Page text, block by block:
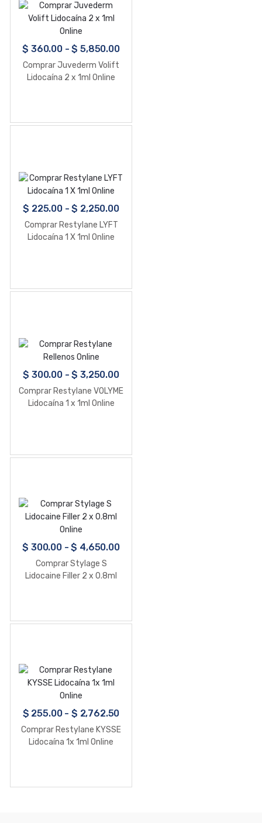
$ 360.00-$ 5,850.00
Comprar Juvederm Volift
Lidocaína 2 x 1ml Online
$ 225.00-$ 2,250.00
Comprar Restylane LYFT
Lidocaína 1 X 1ml Online
$ 300.00-$ 3,250.00
Comprar Restylane VOLYME
Lidocaína 1 x 1ml Online
$ 300.00-$ 4,650.00
Comprar Stylage S
Lidocaine Filler 2 x 0.8ml
$ 255.00- $ 2,762.50
Comprar Restylane KYSSE
Lidocaína 1x 1ml Online